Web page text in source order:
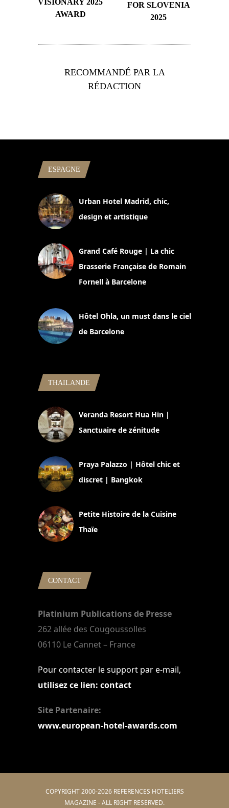
VISIONARY 2025
AWARD
FOR SLOVENIA
2025
RECOMMANDÉ PAR LA
RÉDACTION
ESPAGNE
Urban Hotel Madrid, chic,
design et artistique
Grand Café Rouge | La chic
Brasserie Française de Romain
Fornell à Barcelone
Hôtel Ohla, un must dans le ciel
de Barcelone
THAILANDE
Veranda Resort Hua Hin |
Sanctuaire de zénitude
Praya Palazzo | Hôtel chic et
discret | Bangkok
Petite Histoire de la Cuisine
Thaïe
CONTACT
Platinium Publications de Presse
262 allée des Cougoussolles
06110 Le Cannet – France
Pour contacter le support par e-mail,
utilisez ce lien: contact
Site Partenaire:
www.european-hotel-awards.com
COPYRIGHT 2000-2026 REFERENCES HOTELIERS
MAGAZINE - ALL RIGHT RESERVED.